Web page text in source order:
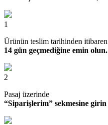
1
Ürünün teslim tarihinden itibaren
14 gün geçmediğine emin olun.
2
Pasaj üzerinde
“Siparişlerim” sekmesine girin